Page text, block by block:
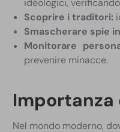
ideologici,
Scoprire i traditori:
Smascherare spie
Monitorare
prevenire minacce.
Nel mondo moderno,